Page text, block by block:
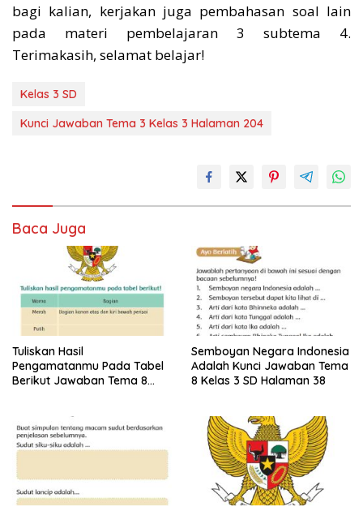
bagi kalian, kerjakan juga pembahasan soal lain
pada materi pembelajaran 3 subtema 4.
Terimakasih, selamat belajar!
Kelas 3 SD
Kunci Jawaban Tema 3 Kelas 3 Halaman 204
Baca Juga
Tuliskan Hasil
Pengamatanmu Pada Tabel
Berikut Jawaban Tema 8
Semboyan Negara Indonesia
Adalah Kunci Jawaban Tema
8 Kelas 3 SD Halaman 38